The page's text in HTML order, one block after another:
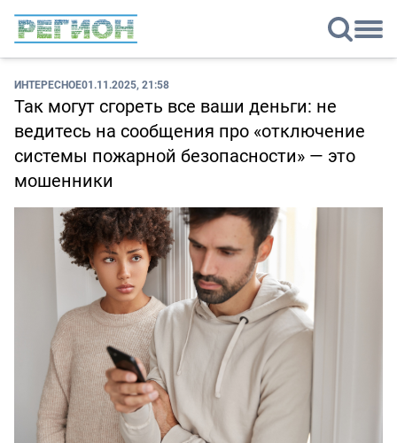
ИНТЕРЕСНОЕ01.11.2025, 21:58
Так могут сгореть все ваши деньги: не
ведитесь на сообщения про «отключение
системы пожарной безопасности» — это
мошенники